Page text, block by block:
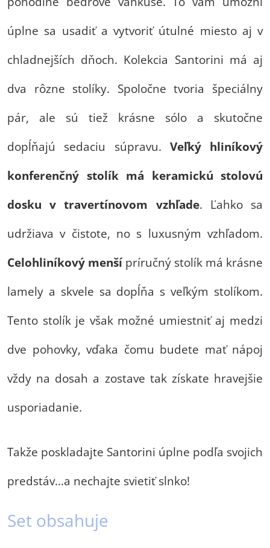
úplne sa usadiť a vytvoriť útulné miesto aj v
chladnejších dňoch. Kolekcia Santorini má aj
dva rôzne stolíky. Spoločne tvoria špeciálny
pár, ale sú tiež krásne sólo a skutočne
dopĺňajú sedaciu súpravu. Veľký hliníkový
konferenčný stolík má keramickú stolovú
dosku v travertínovom vzhľade. Ľahko sa
udržiava v čistote, no s luxusným vzhľadom.
Celohliníkový menšípríručný stolík má krásne
lamely a skvele sa dopĺňa s veľkým stolíkom.
Tento stolík je však možné umiestniť aj medzi
dve pohovky, vďaka čomu budete mať nápoj
vždy na dosah a zostave tak získate hravejšie
usporiadanie.
Takže poskladajte Santorini úplne podľa svojich
predstáv...a nechajte svietiť slnko!
Set obsahuje